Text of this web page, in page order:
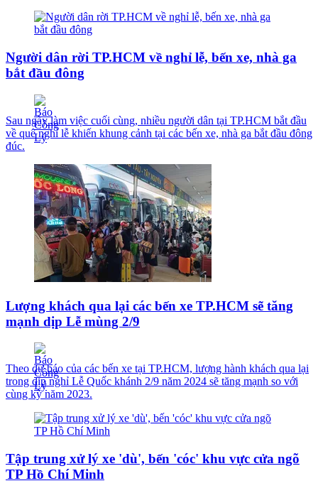
Người dân rời TP.HCM về nghỉ lễ, bến xe, nhà ga
bắt đầu đông
Sau ngày làm việc cuối cùng, nhiều người dân tại TP.HCM bắt đầu
về quê nghỉ lễ khiến khung cảnh tại các bến xe, nhà ga bắt đầu đông
đúc.
Lượng khách qua lại các bến xe TP.HCM sẽ tăng
mạnh dịp Lễ mùng 2/9
Theo dự báo của các bến xe tại TP.HCM, lượng hành khách qua lại
trong dịp nghỉ Lễ Quốc khánh 2/9 năm 2024 sẽ tăng mạnh so với
cùng kỳ năm 2023.
Tập trung xử lý xe 'dù', bến 'cóc' khu vực cửa ngõ
TP Hồ Chí Minh